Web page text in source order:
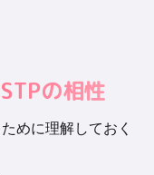
の相性
めに理解しておく